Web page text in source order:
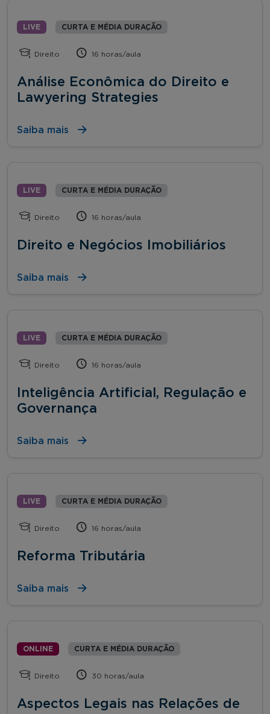
LIVE CURTA E MÉDIA DURAÇÃO
Direito 16 horas/aula
Análise Econômica do Direito e
Lawyering Strategies
Saiba mais
LIVE CURTA E MÉDIA DURAÇÃO
Direito 16 horas/aula
Direito e Negócios Imobiliários
Saiba mais
LIVE CURTA E MÉDIA DURAÇÃO
Direito 16 horas/aula
Inteligência Artificial, Regulação e
Governança
Saiba mais
LIVE CURTA E MÉDIA DURAÇÃO
Direito 16 horas/aula
Reforma Tributária
Saiba mais
ONLINE CURTA E MÉDIA DURAÇÃO
Direito 30 horas/aula
Aspectos Legais nas Relações de